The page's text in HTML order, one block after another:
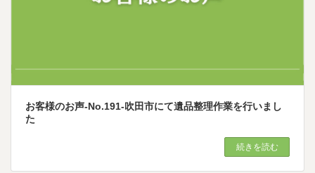
お客様のお声-No.191-吹田市にて遺品整理作業を行いまし
た
続きを読む